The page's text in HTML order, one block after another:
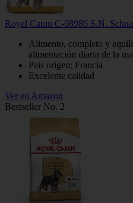
Royal Canin C-08986 S.N.
Alimento, completo y
alimentación diaria de la
Pais origen: Francia
Excelente calidad
Ver en Amazon
Bestseller No. 2